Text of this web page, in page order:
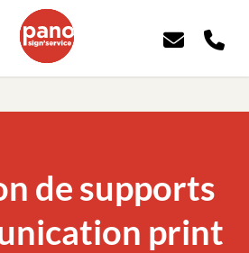
de supports
print